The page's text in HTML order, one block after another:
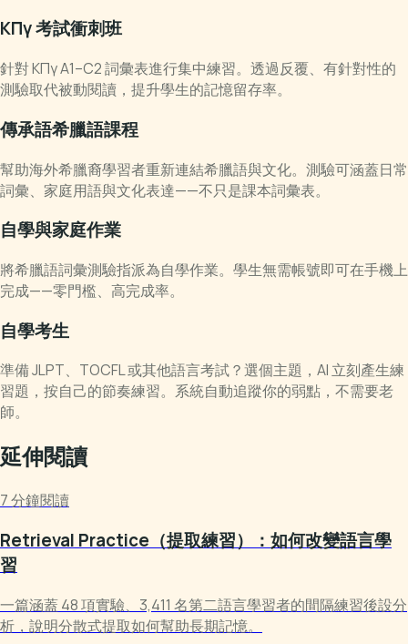
ΚΠγ 考試衝刺班
針對 ΚΠγ A1–C2 詞彙表進行集中練習。透過反覆、有針對性的
測驗取代被動閱讀，提升學生的記憶留存率。
傳承語希臘語課程
幫助海外希臘裔學習者重新連結希臘語與文化。測驗可涵蓋日常
詞彙、家庭用語與文化表達——不只是課本詞彙表。
自學與家庭作業
將希臘語詞彙測驗指派為自學作業。學生無需帳號即可在手機上
完成——零門檻、高完成率。
自學考生
準備 JLPT、TOCFL 或其他語言考試？選個主題，AI 立刻產生練
習題，按自己的節奏練習。系統自動追蹤你的弱點，不需要老
師。
延伸閱讀
7 分鐘閱讀
Retrieval Practice（提取練習）：如何改變語言學
習
一篇涵蓋 48 項實驗、3,411 名第二語言學習者的間隔練習後設分
析，說明分散式提取如何幫助長期記憶。